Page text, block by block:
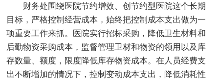
财务处围绕医院节约增效、创节约型医院这个长期
目标，严格控制经营成本，始终把控制成本支出做为一
项重要工作来抓。医院实行招标采购，降低卫生材料和
后勤物资采购成本，监督管理卫材和物资的领用以及库
存数量、额度，限度降低库存物资成本。在人员经费支
出不断增加的情况下，控制变动成本支出，降低消耗性